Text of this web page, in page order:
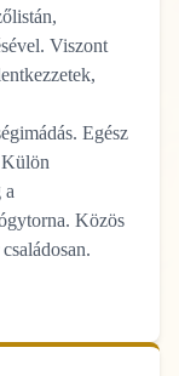
Viszont
Egész
a
Közös